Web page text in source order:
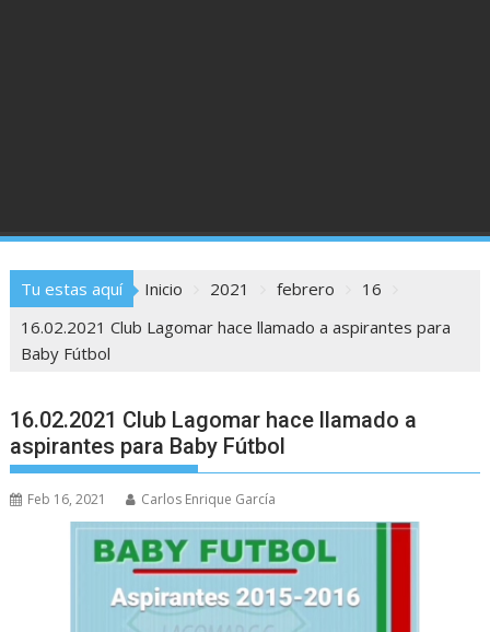
Tu estas aquí Inicio 2021 febrero
16
16.02.2021 Club Lagomar hace llamado a aspirantes para
Baby Fútbol
16.02.2021 Club Lagomar hace llamado a
aspirantes para Baby Fútbol
Feb 16, 2021 Carlos Enrique García